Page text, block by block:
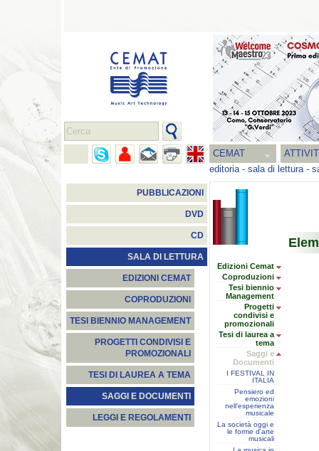
CEMAT
editoria- sala di lettura-
PUBBLICAZIONI
DVD
CD
SALA DI LETTURA
EDIZIONI CEMAT
COPRODUZIONI
TESI BIENNIO MANAGEMENT
PROGETTI CONDIVISI E
PROMOZIONALI
TESI DI LAUREA A TEMA
SAGGI E DOCUMENTI
LEGGI E REGOLAMENTI
Edizioni Cemat
Coproduzioni
Tesi biennio
Management
Progetti
condivisi e
promozionali
Tesi di laurea a
tema
Saggi e
Documenti
I FESTIVAL IN
ITALIA
Pensiero ed
emozioni
nell'esperienza
musicale
La società oggi e
le forme d'arte
musicali